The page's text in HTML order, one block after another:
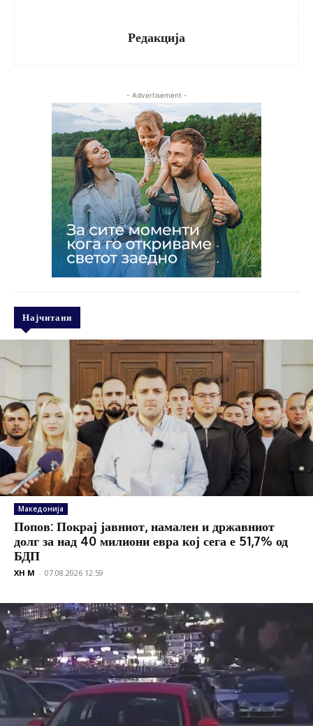
Редакција
- Advertisement -
Најчитани
Македонија
Попов: Покрај јавниот, намален и државниот
долг за над 40 милиони евра кој сега е 51,7% од
БДП
XH M - 07.08.2026 12:59